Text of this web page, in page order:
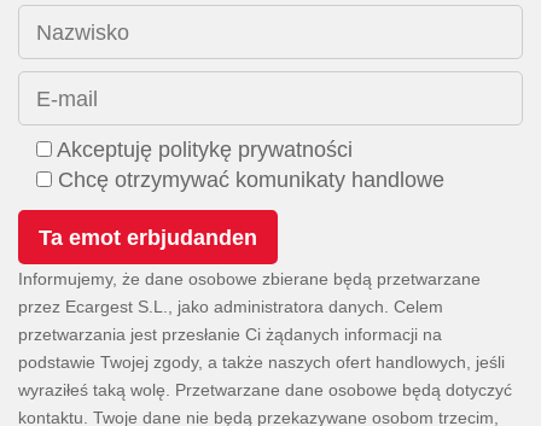
Nazwisko
E-mail
Akceptuję politykę prywatności
Chcę otrzymywać komunikaty handlowe
Informujemy, że dane osobowe zbierane będą przetwarzane
przez Ecargest S.L., jako administratora danych. Celem
przetwarzania jest przesłanie Ci żądanych informacji na
podstawie Twojej zgody, a także naszych ofert handlowych, jeśli
wyraziłeś taką wolę. Przetwarzane dane osobowe będą dotyczyć
kontaktu. Twoje dane nie będą przekazywane osobom trzecim,